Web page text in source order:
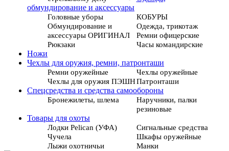
обмундирование и аксессуары
Головные уборы
КОБУРЫ
Обмундирование и
аксессуары ОРИГИНАЛ
Одежда, трикотаж
Ремни офицерские
Рюкзаки
Часы командирские
Ножи
Чехлы для оружия, ремни, патронташи
Ремни оружейные
Чехлы оружейные
Чехлы для оружия ПЭШНПатронташи
Спецсредства и средства самообороны
Бронежилеты, шлема
Наручники, палки
резиновые
Товары для охоты
Лодки Pelican (УФА)
Сигнальные средства
Чучела
Шкафы оружейные
Лыжи охотничьи
Манки